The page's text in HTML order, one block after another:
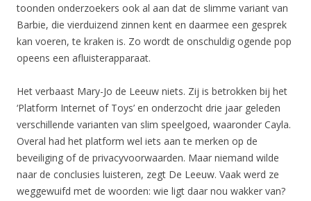
toonden onderzoekers ook al aan dat de slimme variant van
Barbie, die vierduizend zinnen kent en daarmee een gesprek
kan voeren, te kraken is. Zo wordt de onschuldig ogende pop
opeens een afluisterapparaat.
Het verbaast Mary-Jo de Leeuw niets. Zij is betrokken bij het
‘Platform Internet of Toys’ en onderzocht drie jaar geleden
verschillende varianten van slim speelgoed, waaronder Cayla.
Overal had het platform wel iets aan te merken op de
beveiliging of de privacyvoorwaarden. Maar niemand wilde
naar de conclusies luisteren, zegt De Leeuw. Vaak werd ze
weggewuifd met de woorden: wie ligt daar nou wakker van?